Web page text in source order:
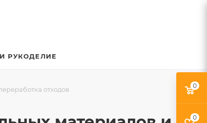
РУКОДЕЛИЕ
отходов 0
0